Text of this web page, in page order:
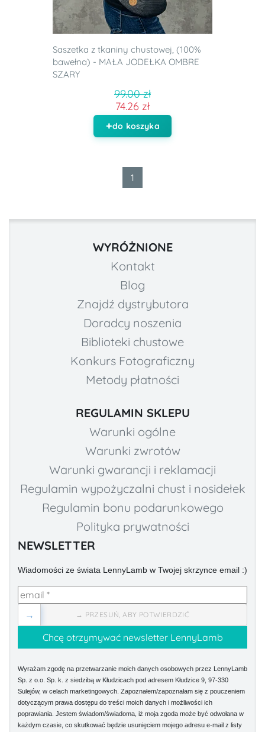
Saszetka z tkaniny chustowej, (100%
bawełna) - MAŁA JODEŁKA OMBRE
SZARY
99.00 zł
74.26 zł
do koszyka
1
WYRÓŻNIONE
Kontakt
Blog
Znajdź dystrybutora
Doradcy noszenia
Biblioteki chustowe
Konkurs Fotograficzny
Metody płatności
REGULAMIN SKLEPU
Warunki ogólne
Warunki zwrotów
Warunki gwarancji i reklamacji
Regulamin wypożyczalni chust i nosidełek
Regulamin bonu podarunkowego
Polityka prywatności
NEWSLETTER
Wiadomości ze świata LennyLamb w Twojej skrzynce email :)
→ PRZESUŃ, ABY POTWIERDZIĆ
→
Wyrażam zgodę na przetwarzanie moich danych osobowych przez LennyLamb
Sp. z o.o. Sp. k. z siedzibą w Kłudzicach pod adresem Kłudzice 9, 97-330
Sulejów, w celach marketingowych. Zapoznałem/zapoznałam się z pouczeniem
dotyczącym prawa dostępu do treści moich danych i możliwości ich
poprawiania. Jestem świadom/świadoma, iż moja zgoda może być odwołana w
każdym czasie, co skutkować będzie usunięciem mojego adresu e-mail z listy